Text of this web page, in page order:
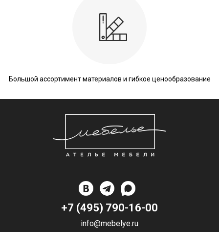
Большой ассортимент материалов и гибкое ценообразование
+7 (495) 790-16-00
info@mebelye.ru